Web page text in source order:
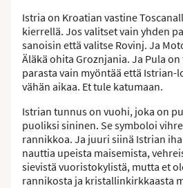
Istria on Kroatian vastine
kierrellä. Jos valitset vain yhden
sanoisin että valitse Rovinj. Ja
Äläkä ohita Groznjania. Ja Pula
parasta vain myöntää että Istrian-
vähän aikaa. Et tule katumaan.
Istrian tunnus on vuohi, joka on
puoliksi sininen. Se symboloi
rannikkoa. Ja juuri siinä Istrian
nauttia upeista maisemista,
sievistä vuoristokylistä, mutta et
rannikosta ja kristallinkirkkaasta